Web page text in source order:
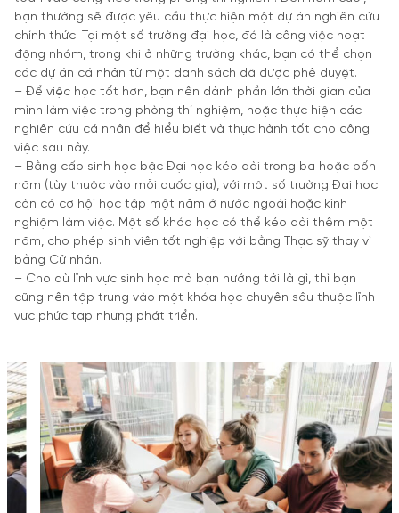
bạn thường sẽ được yêu cầu thực hiện một dự án nghiên cứu
chính thức. Tại một số trường đại học, đó là công việc hoạt
động nhóm, trong khi ở những trường khác, bạn có thể chọn
các dự án cá nhân từ một danh sách đã được phê duyệt.
– Để việc học tốt hơn, bạn nên dành phần lớn thời gian của
mình làm việc trong phòng thí nghiệm, hoặc thực hiện các
nghiên cứu cá nhân để hiểu biết và thực hành tốt cho công
việc sau này.
– Bằng cấp sinh học bậc Đại học kéo dài trong ba hoặc bốn
năm (tùy thuộc vào mỗi quốc gia), với một số trường Đại học
còn có cơ hội học tập một năm ở nước ngoài hoặc kinh
nghiệm làm việc. Một số khóa học có thể kéo dài thêm một
năm, cho phép sinh viên tốt nghiệp với bằng Thạc sỹ thay vì
bằng Cử nhân.
– Cho dù lĩnh vực sinh học mà bạn hướng tới là gì, thì bạn
cũng nên tập trung vào một khóa học chuyên sâu thuộc lĩnh
vực phức tạp nhưng phát triển.